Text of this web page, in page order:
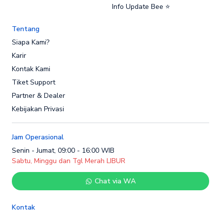
Info Update Bee ⭐
Tentang
Siapa Kami?
Karir
Kontak Kami
Tiket Support
Partner & Dealer
Kebijakan Privasi
Jam Operasional
Senin - Jumat, 09:00 - 16:00 WIB
Sabtu, Minggu dan Tgl Merah LIBUR
Chat via WA
Kontak